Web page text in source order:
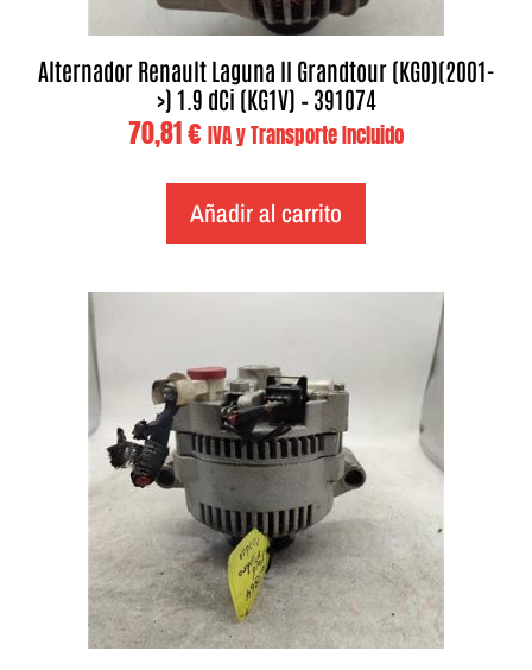
Alternador Renault Laguna II Grandtour (KG0)(2001-
>) 1.9 dCi (KG1V) – 391074
70,81€ IVA y Transporte Incluido
Añadir al carrito